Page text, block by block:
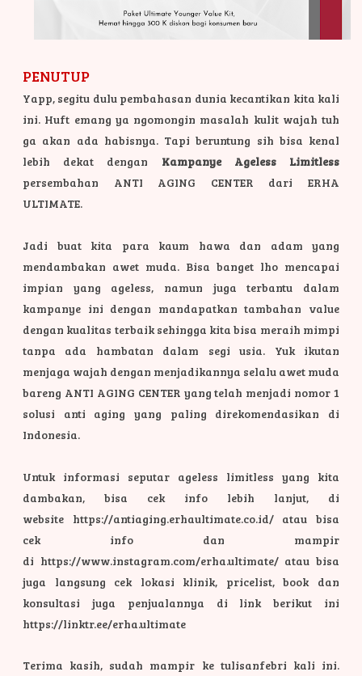
PENUTUP
Yapp, segitu dulu pembahasan dunia kecantikan kita kali
ini. Huft emang ya ngomongin masalah kulit wajah tuh
ga akan ada habisnya. Tapi beruntung sih bisa kenal
lebih dekat dengan Kampanye Ageless Limitless
persembahan ANTI AGING CENTER dari ERHA
ULTIMATE.
Jadi buat kita para kaum hawa dan adam yang
mendambakan awet muda. Bisa banget lho mencapai
impian yang ageless, namun juga terbantu dalam
kampanye ini dengan mandapatkan tambahan value
dengan kualitas terbaik sehingga kita bisa meraih mimpi
tanpa ada hambatan dalam segi usia. Yuk ikutan
menjaga wajah dengan menjadikannya selalu awet muda
bareng ANTI AGING CENTER yang telah menjadi nomor 1
solusi anti aging yang paling direkomendasikan di
Indonesia.
Untuk informasi seputar ageless limitless yang kita
dambakan, bisa cek info lebih lanjut, di
website https://antiaging.erhaultimate.co.id/ atau bisa
cek info dan mampir
di https://www.instagram.com/erha.ultimate/ atau bisa
juga langsung cek lokasi klinik, pricelist, book dan
konsultasi juga penjualannya di link berikut ini
https://linktr.ee/erha.ultimate
Terima kasih, sudah mampir ke tulisanfebri kali ini.